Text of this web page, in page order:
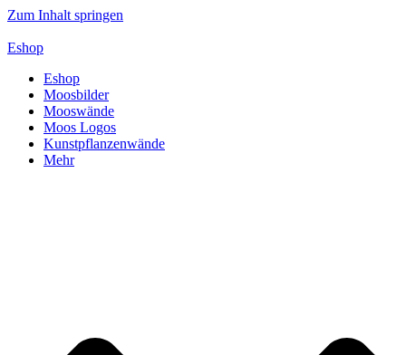
Zum Inhalt springen
Eshop
Eshop
Moosbilder
Mooswände
Moos Logos
Kunstpflanzenwände
Mehr